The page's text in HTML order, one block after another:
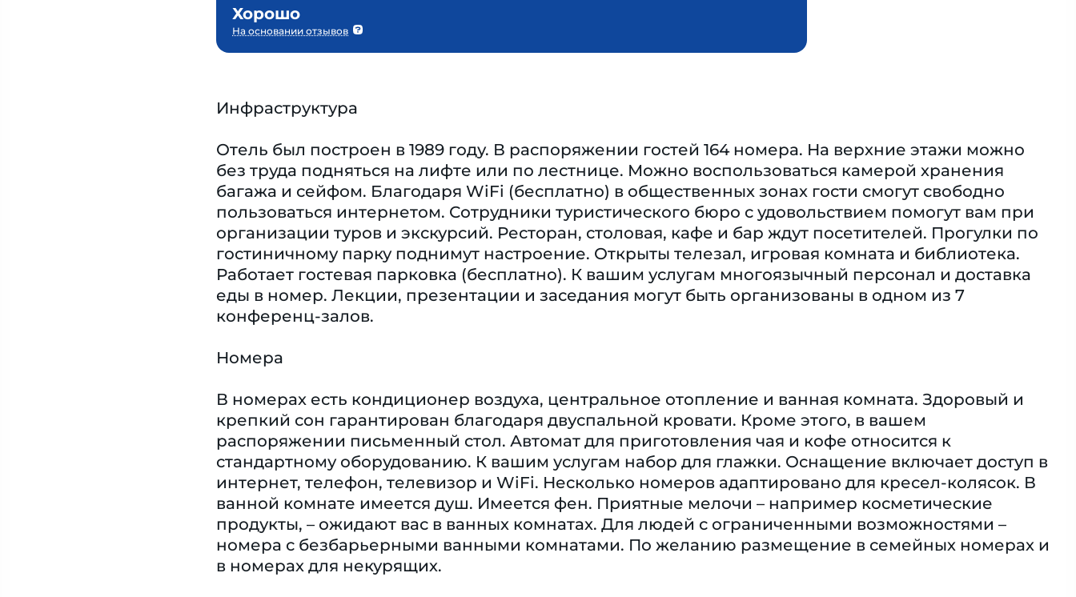
Хорошо
На основании отзывов
Инфраструктура
Отель был построен в 1989 году. В распоряжении гостей 164 номера. На верхние этажи можно
без труда подняться на лифте или по лестнице. Можно воспользоваться камерой хранения
багажа и сейфом. Благодаря WiFi (бесплатно) в общественных зонах гости смогут свободно
пользоваться интернетом. Сотрудники туристического бюро с удовольствием помогут вам при
организации туров и экскурсий. Ресторан, столовая, кафе и бар ждут посетителей. Прогулки по
гостиничному парку поднимут настроение. Открыты телезал, игровая комната и библиотека.
Работает гостевая парковка (бесплатно). К вашим услугам многоязычный персонал и доставка
еды в номер. Лекции, презентации и заседания могут быть организованы в одном из 7
конференц-залов.
Номера
В номерах есть кондиционер воздуха, центральное отопление и ванная комната. Здоровый и
крепкий сон гарантирован благодаря двуспальной кровати. Кроме этого, в вашем
распоряжении письменный стол. Автомат для приготовления чая и кофе относится к
стандартному оборудованию. К вашим услугам набор для глажки. Оснащение включает доступ в
интернет, телефон, телевизор и WiFi. Несколько номеров адаптировано для кресел-колясок. В
ванной комнате имеется душ. Имеется фен. Приятные мелочи – например косметические
продукты, – ожидают вас в ванных комнатах. Для людей с ограниченными возможностями –
номера с безбарьерными ванными комнатами. По желанию размещение в семейных номерах и
в номерах для некурящих.